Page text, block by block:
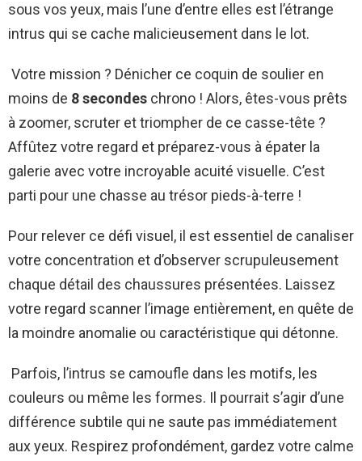
sous vos yeux, mais l’une d’entre elles est l’étrange
intrus qui se cache malicieusement dans le lot.
Votre mission ? Dénicher ce coquin de soulier en
moins de 8 secondes chrono ! Alors, êtes-vous prêts
à zoomer, scruter et triompher de ce casse-tête ?
Affûtez votre regard et préparez-vous à épater la
galerie avec votre incroyable acuité visuelle. C’est
parti pour une chasse au trésor pieds-à-terre !
Pour relever ce défi visuel, il est essentiel de canaliser
votre concentration et d’observer scrupuleusement
chaque détail des chaussures présentées. Laissez
votre regard scanner l’image entièrement, en quête de
la moindre anomalie ou caractéristique qui détonne.
Parfois, l’intrus se camoufle dans les motifs, les
couleurs ou même les formes. Il pourrait s’agir d’une
différence subtile qui ne saute pas immédiatement
aux yeux. Respirez profondément, gardez votre calme